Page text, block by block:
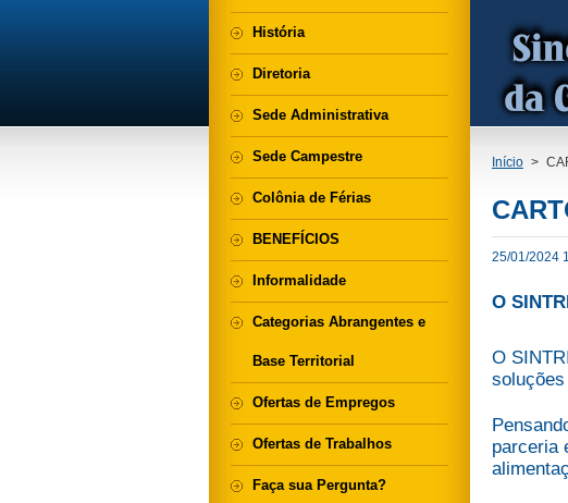
Início >
25/01/2024
O
O
parceria
História
Diretoria
Sede Administrativa
Sede Campestre
Colônia de Férias
BENEFÍCIOS
Informalidade
Categorias Abrangentes e
Base Territorial
Ofertas de Empregos
Ofertas de Trabalhos
Faça sua Pergunta?